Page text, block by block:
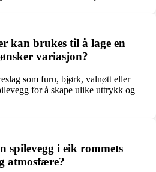
kan brukes til å lage en
variasjon?
som furu, bjørk, valnøtt eller
for å skape ulike uttrykk og
spilevegg i eik rommets
atmosfære?